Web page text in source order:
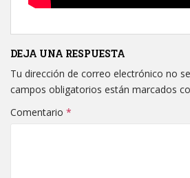
DEJA UNA RESPUESTA
Tu dirección de correo electrónico no
campos obligatorios están marcados
Comentario *